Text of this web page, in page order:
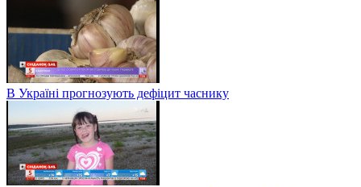
В Україні прогнозують дефіцит часнику